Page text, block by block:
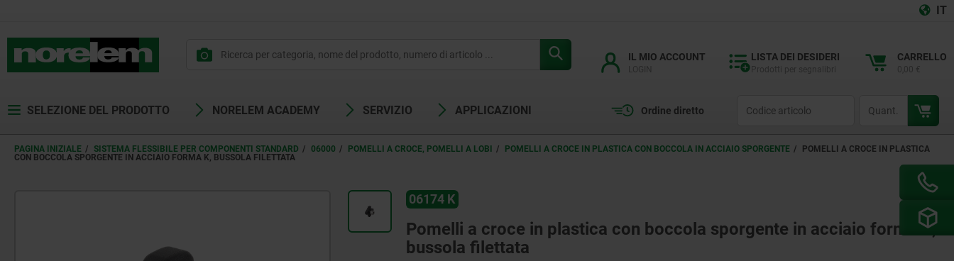
IT
IL MIO ACCOUNT LISTA DEI DESIDERI CARRELLO
SELEZIONE DEL PRODOTTO NORELEM ACADEMY SERVIZIO APPLICAZIONI Ordine diretto
PAGINA INIZIALE SISTEMA FLESSIBILE PER COMPONENTI STANDARD 06000 POMELLI A CROCE, POMELLI A LOBI POMELLI A CROCE IN PLASTICA CON BOCCOLA IN ACCIAIO SPORGENTE
POMELLI A CROCE IN PLASTICA
CON BOCCOLA SPORGENTE IN ACCIAIO FORMA K, BUSSOLA FILETTATA
06174 K
Pomelli a croce in plastica con boccola sporgente in acciaio forma K,
bussola filettata